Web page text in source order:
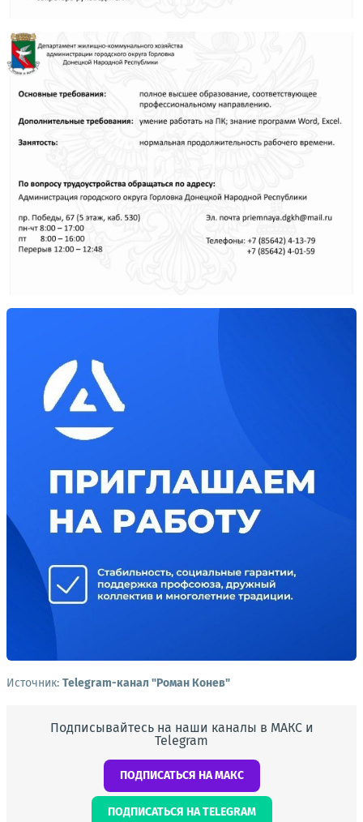
Источник: Telegram-канал "Роман Конев"
Подписывайтесь на наши каналы в МАКС и
Telegram
ПОДПИСАТЬСЯ НА МАКС
ПОДПИСАТЬСЯ НА TELEGRAM